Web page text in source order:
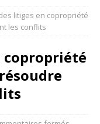
litiges en copropriété
les conflits
copropriété